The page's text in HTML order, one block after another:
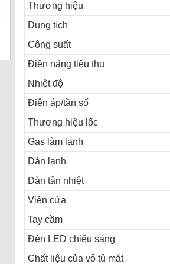
Thương hiệu
Dung tích
Công suất
Điện năng tiêu thụ
Nhiệt độ
Điện áp/tần số
Thương hiệu lốc
Gas làm lạnh
Dàn lạnh
Dàn tản nhiệt
Viền cửa
Tay cầm
Đèn LED chiếu sáng
Chất liệu của vỏ tủ mát